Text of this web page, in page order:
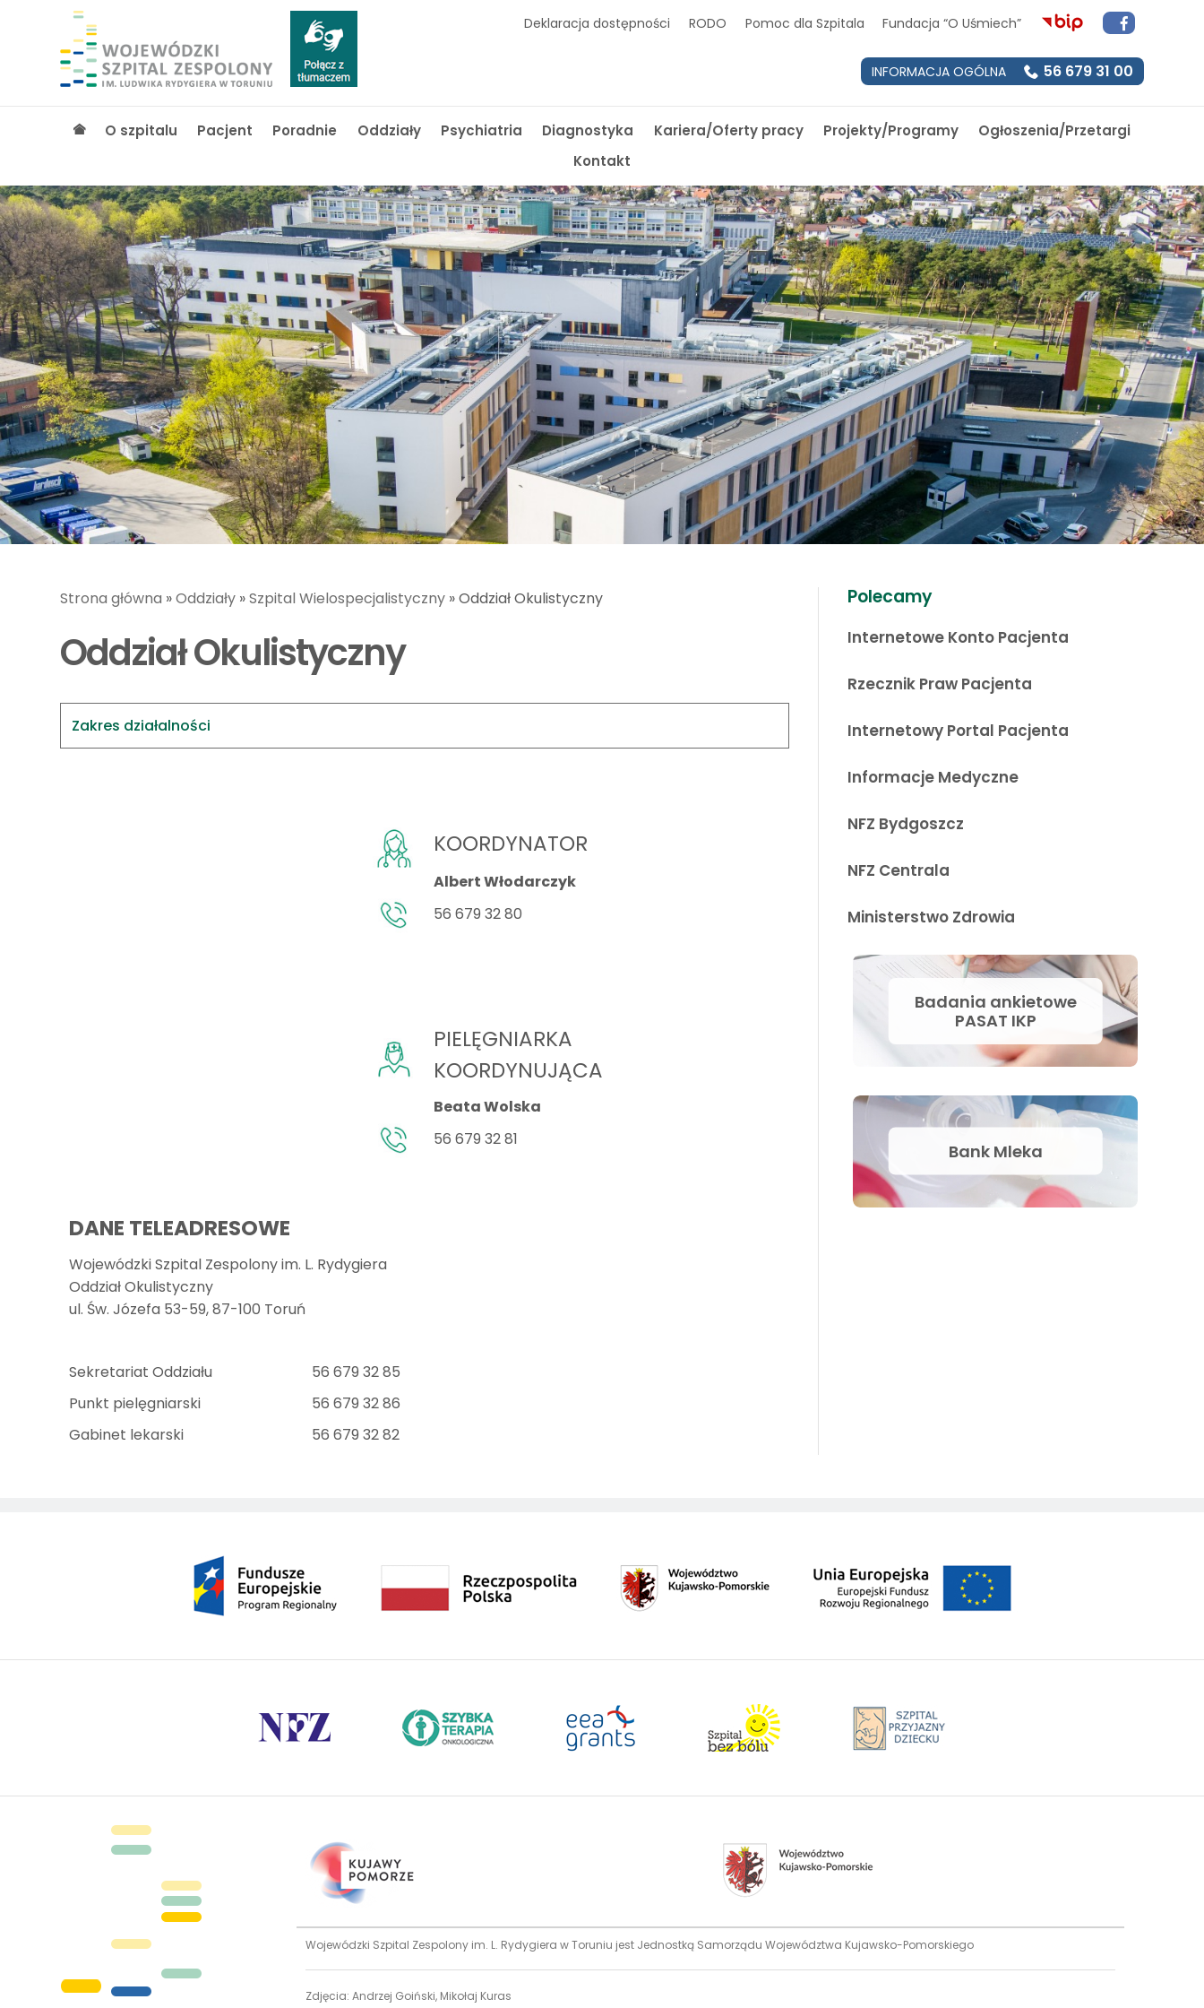
Deklaracja dostępności RODO Pomoc dla Szpitala Fundacja “O Uśmiech”
INFORMACJA OGÓLNA 56 679 31 00
 O szpitalu Pacjent Poradnie Oddziały Psychiatria Diagnostyka Kariera/Oferty pracy Projekty/Programy
Ogłoszenia/Przetargi
Kontakt
Strona główna »Oddziały »Szpital Wielospecjalistyczny »Oddział Okulistyczny
Oddział Okulistyczny
Zakres działalności
KOORDYNATOR
Albert Włodarczyk
56 679 32 80
PIELĘGNIARKA
KOORDYNUJĄCA
Beata Wolska
56 679 32 81
DANE TELEADRESOWE
Wojewódzki Szpital Zespolony im. L. Rydygiera
Oddział Okulistyczny
ul. Św. Józefa 53-59, 87-100 Toruń
Sekretariat Oddziału
56 679 32 85
Punkt pielęgniarski
56 679 32 86
Gabinet lekarski
56 679 32 82
Polecamy
Internetowe Konto Pacjenta
Rzecznik Praw Pacjenta
Internetowy Portal Pacjenta
Informacje Medyczne
NFZ Bydgoszcz
NFZ Centrala
Ministerstwo Zdrowia
Badania ankietowe
PASAT IKP
Bank Mleka
Wojewódzki Szpital Zespolony im. L. Rydygiera w Toruniu jest Jednostką Samorządu Województwa Kujawsko-Pomorskiego
Zdjęcia: Andrzej Goiński, Mikołaj Kuras